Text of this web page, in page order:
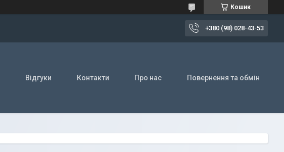
Кошик
+380 (98) 028-43-53
Відгуки Контакти Про нас Повернення та обмін